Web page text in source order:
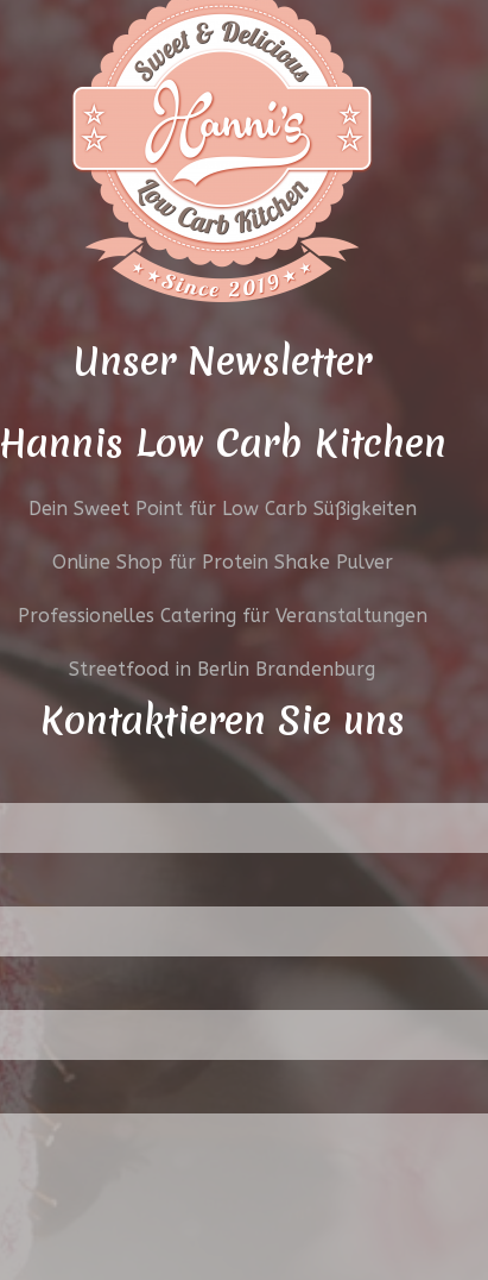
Unser Newsletter
Hannis Low Carb Kitchen
Dein Sweet Point für Low Carb Süßigkeiten
Online Shop für Protein Shake Pulver
Professionelles Catering für Veranstaltungen
Streetfood in Berlin Brandenburg
Kontaktieren Sie uns